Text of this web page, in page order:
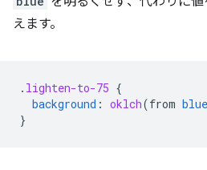
えます。
. lighten-to-75 {
background : oklch(from blue
}